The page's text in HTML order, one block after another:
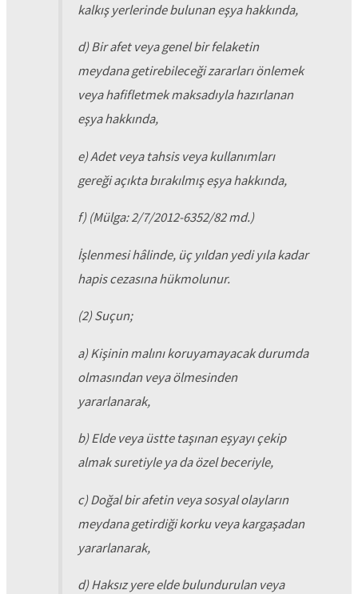
kalkış yerlerinde bulunan eşya hakkında,
d) Bir afet veya genel bir felaketin
meydana getirebileceği zararları önlemek
veya hafifletmek maksadıyla hazırlanan
eşya hakkında,
e) Adet veya tahsis veya kullanımları
gereği açıkta bırakılmış eşya hakkında,
f) (Mülga: 2/7/2012-6352/82 md.)
İşlenmesi hâlinde, üç yıldan yedi yıla kadar
hapis cezasına hükmolunur.
(2) Suçun;
a) Kişinin malını koruyamayacak durumda
olmasından veya ölmesinden
yararlanarak,
b) Elde veya üstte taşınan eşyayı çekip
almak suretiyle ya da özel beceriyle,
c) Doğal bir afetin veya sosyal olayların
meydana getirdiği korku veya kargaşadan
yararlanarak,
d) Haksız yere elde bulundurulan veya